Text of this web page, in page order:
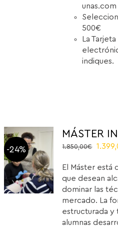
unas.com
500€
La
indiques.
-24%
MÁSTER
1.850,00€
El
era:
El Máster está
que desean
dominar las
mercado. La
estructurada y
alumnas